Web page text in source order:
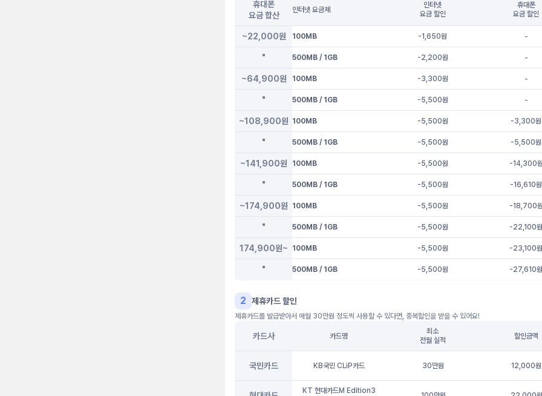
휴대폰
요금 합산
인터넷 요금제
인터넷
요금 할인
휴대폰
요금 할인
~22,000원 100MB -1,650원 -
" 500MB / 1GB -2,200원 -
~64,900원 100MB -3,300원 -
" 500MB / 1GB -5,500원 -
~108,900원 100MB -5,500원 -3,300원
" 500MB / 1GB -5,500원 -5,500원
~141,900원 100MB -5,500원 -14,300
" 500MB / 1GB -5,500원 -16,610원
~174,900원 100MB -5,500원 -18,700
" 500MB / 1GB -5,500원 -22,100
174,900원~ 100MB -5,500원 -23,100
" 500MB / 1GB -5,500원 -27,610
2 제휴카드 할인
제휴카드를 발급받아서 매월 30만원 정도씩 사용할 수 있다면, 중복할인을 받을 수 있어요!
카드사 카드명
최소
전월 실적
할인금액
국민카드 KB국민 CLiP카드 30만원 12,000원
KT 현대카드M Edition3